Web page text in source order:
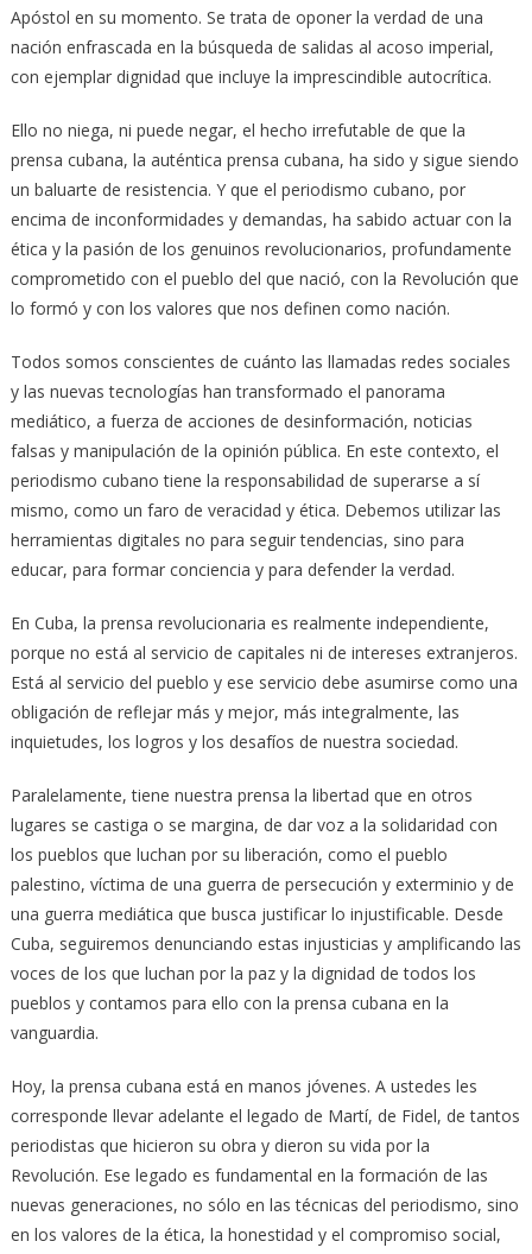
Apóstol en su momento. Se trata de oponer la verdad de una
nación enfrascada en la búsqueda de salidas al acoso imperial,
con ejemplar dignidad que incluye la imprescindible autocrítica.
Ello no niega, ni puede negar, el hecho irrefutable de que la
prensa cubana, la auténtica prensa cubana, ha sido y sigue siendo
un baluarte de resistencia. Y que el periodismo cubano, por
encima de inconformidades y demandas, ha sabido actuar con la
ética y la pasión de los genuinos revolucionarios, profundamente
comprometido con el pueblo del que nació, con la Revolución que
lo formó y con los valores que nos definen como nación.
Todos somos conscientes de cuánto las llamadas redes sociales
y las nuevas tecnologías han transformado el panorama
mediático, a fuerza de acciones de desinformación, noticias
falsas y manipulación de la opinión pública. En este contexto, el
periodismo cubano tiene la responsabilidad de superarse a sí
mismo, como un faro de veracidad y ética. Debemos utilizar las
herramientas digitales no para seguir tendencias, sino para
educar, para formar conciencia y para defender la verdad.
En Cuba, la prensa revolucionaria es realmente independiente,
porque no está al servicio de capitales ni de intereses extranjeros.
Está al servicio del pueblo y ese servicio debe asumirse como una
obligación de reflejar más y mejor, más integralmente, las
inquietudes, los logros y los desafíos de nuestra sociedad.
Paralelamente, tiene nuestra prensa la libertad que en otros
lugares se castiga o se margina, de dar voz a la solidaridad con
los pueblos que luchan por su liberación, como el pueblo
palestino, víctima de una guerra de persecución y exterminio y de
una guerra mediática que busca justificar lo injustificable. Desde
Cuba, seguiremos denunciando estas injusticias y amplificando las
voces de los que luchan por la paz y la dignidad de todos los
pueblos y contamos para ello con la prensa cubana en la
vanguardia.
Hoy, la prensa cubana está en manos jóvenes. A ustedes les
corresponde llevar adelante el legado de Martí, de Fidel, de tantos
periodistas que hicieron su obra y dieron su vida por la
Revolución. Ese legado es fundamental en la formación de las
nuevas generaciones, no sólo en las técnicas del periodismo, sino
en los valores de la ética, la honestidad y el compromiso social,